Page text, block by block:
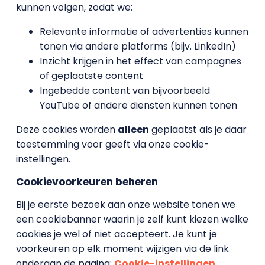
kunnen volgen, zodat we:
Relevante informatie of advertenties kunnen
tonen via andere platforms (bijv. LinkedIn)
Inzicht krijgen in het effect van campagnes
of geplaatste content
Ingebedde content van bijvoorbeeld
YouTube of andere diensten kunnen tonen
Deze cookies worden alleen geplaatst als je daar
toestemming voor geeft via onze cookie-
instellingen.
Cookievoorkeuren beheren
Bij je eerste bezoek aan onze website tonen we
een cookiebanner waarin je zelf kunt kiezen welke
cookies je wel of niet accepteert. Je kunt je
voorkeuren op elk moment wijzigen via de link